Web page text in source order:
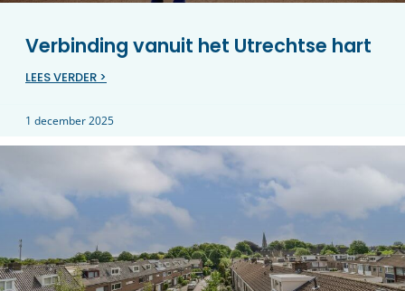
Verbinding vanuit het Utrechtse hart
LEES VERDER >
1 december 2025